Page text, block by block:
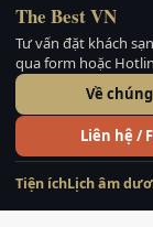
The Best VN
Tư vấn đặt khách
qua form hoặc
Về
Liên hệ /
Tiện íchLịch âm